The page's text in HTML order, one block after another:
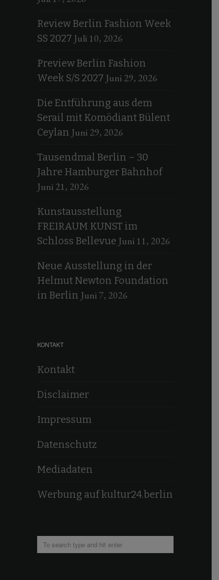
Review Berlin Fashion Week
SS 2027 Juli 10, 2026
Preview Berlin Fashion
Week S/S 2027 Juni 29, 2026
Die Entführung aus dem
Serail mit Komödiant Bülent
Ceylan Juni 29, 2026
Tausendmal Berlin – 30
Jahre Hamburger Bahnhof
Juni 21, 2026
Kunstausstellung
FREIRAUM KUNST im
Schloss Bellevue Juni 11, 2026
Neue Ausstellung in der
Helmut Newton Foundation
in Berlin Juni 7, 2026
KONTAKT
Kontakt
Disclaimer
Impressum
Datenschutz
Mediadaten
Werbung auf kultur24.berlin